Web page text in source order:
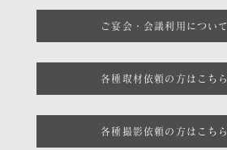
ご宴会・会議利用について
各種取材依頼の方はこちら
各種撮影依頼の方はこちら